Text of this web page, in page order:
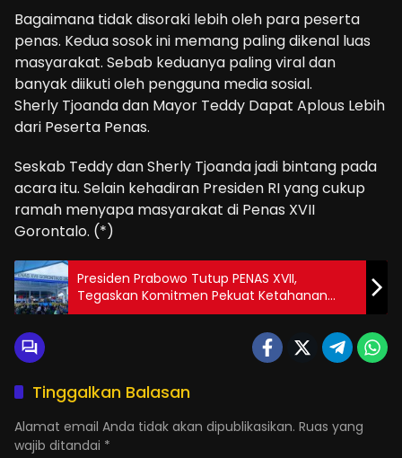
Bagaimana tidak disoraki lebih oleh para peserta
penas. Kedua sosok ini memang paling dikenal luas
masyarakat. Sebab keduanya paling viral dan
banyak diikuti oleh pengguna media sosial.
Sherly Tjoanda dan Mayor Teddy Dapat Aplous Lebih
dari Peserta Penas.
Seskab Teddy dan Sherly Tjoanda jadi bintang pada
acara itu. Selain kehadiran Presiden RI yang cukup
ramah menyapa masyarakat di Penas XVII
Gorontalo. (*)
Presiden Prabowo Tutup PENAS XVII,
Tegaskan Komitmen Pekuat Ketahanan
Pangan Nasional
Tinggalkan Balasan
Alamat email Anda tidak akan dipublikasikan. Ruas yang
wajib ditandai *